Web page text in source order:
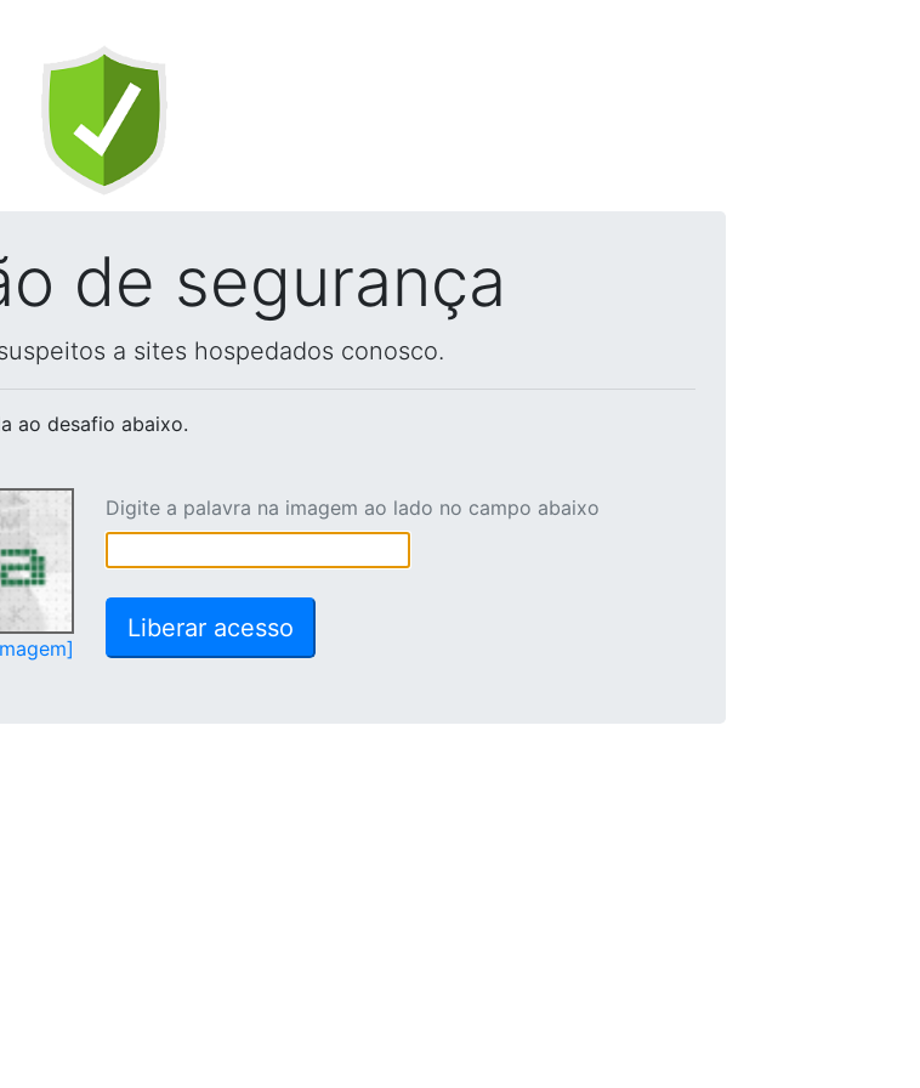
de segurança
a sites hospedados conosco.
ao desafio abaixo.
Digite a palavra na imagem ao lado no campo abaixo